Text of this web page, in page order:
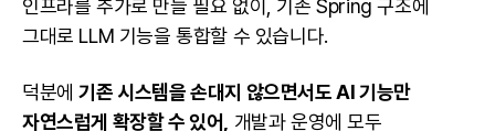
인프라를 추가로 만들 필요 없이, 기존 Spring 구조에
그대로 LLM 기능을 통합할 수 있습니다.
덕분에기존 시스템을 손대지 않으면서도 AI 기능만
자연스럽게 확장할 수 있어, 개발과 운영에 모두